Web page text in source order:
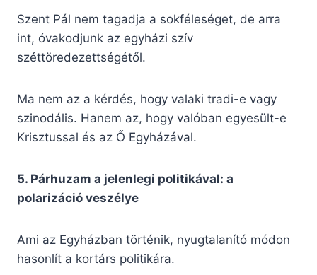
Szent Pál nem tagadja a sokféleséget, de arra
int, óvakodjunk az egyházi szív
széttöredezettségétől.
Ma nem az a kérdés, hogy valaki tradi-e vagy
szinodális. Hanem az, hogy valóban egyesült-e
Krisztussal és az Ő Egyházával.
5. Párhuzam a jelenlegi politikával: a
polarizáció veszélye
Ami az Egyházban történik, nyugtalanító módon
hasonlít a kortárs politikára.